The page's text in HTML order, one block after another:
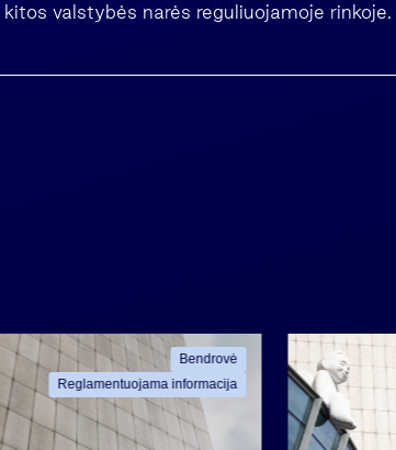
valstybės narės reguliuojamoje rinkoje.
Bendrovė
Reglamentuojama informacija